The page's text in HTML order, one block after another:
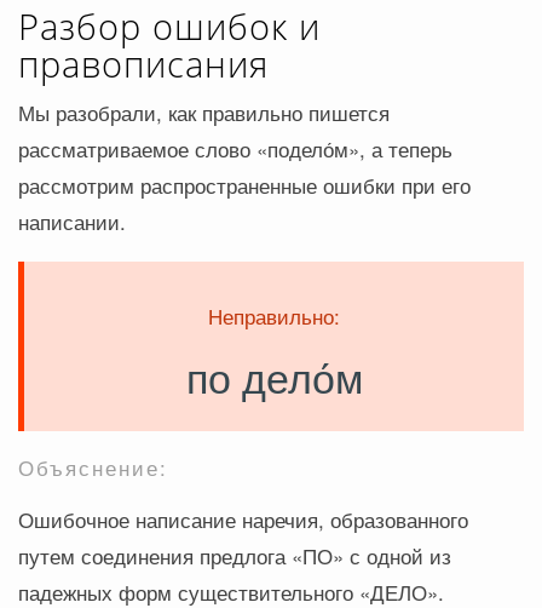
Разбор ошибок и
правописания
Мы разобрали, как правильно пишется
рассматриваемое слово «подело́м», а теперь
рассмотрим распространенные ошибки при его
написании.
Неправильно:
по дело́м
Объяснение:
Ошибочное написание наречия, образованного
путем соединения предлога «ПО» с одной из
падежных форм существительного «ДЕЛО».